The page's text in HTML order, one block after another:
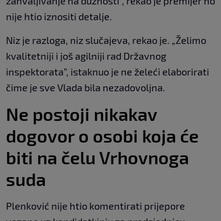
nije htio iznositi detalje.
Niz je razloga, niz slučajeva, rekao je. „Želimo
kvalitetniji i još agilniji rad Državnog
inspektorata”, istaknuo je ne želeći elaborirati
čime je sve Vlada bila nezadovoljna.
Ne postoji nikakav
dogovor o osobi koja će
biti na čelu Vrhovnoga
suda
Plenković nije htio komentirati prijepore